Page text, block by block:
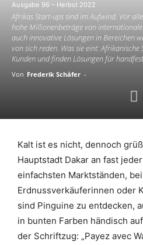
Ausgabe 96 – Herbst 2022
Afrikas Start-ups sind im Aufwind. Vor
hohe Millionenbeträge von
auch innovative Lösungen in Bereichen
von sich reden. Was sie eint:
Kunden und finden Lösungen für
Von Frederik Schäfer -
Kalt ist es nicht, dennoch
Hauptstadt Dakar an fast
einfachsten Marktständen,
Erdnussverkäuferinnen oder
sind Pinguine zu entdecken,
in bunten Farben händisch
der Schriftzug: „Payez avec